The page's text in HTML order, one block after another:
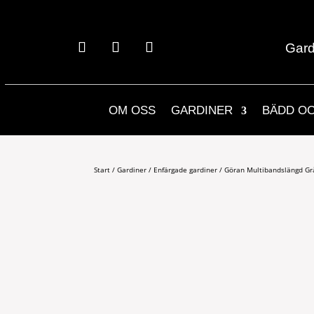
OM OSS GARDINER BÄDD
Start /Gardiner / Enfärgade gardiner / Göran Multibandslängd